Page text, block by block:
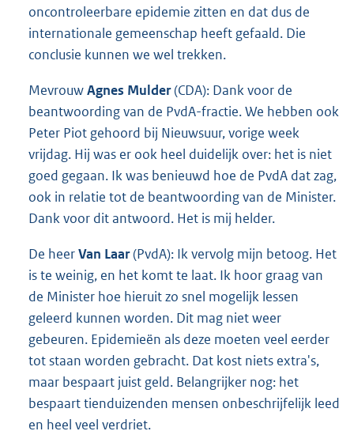
oncontroleerbare epidemie zitten en dat dus de
internationale gemeenschap heeft gefaald. Die
conclusie kunnen we wel trekken.
MevrouwAgnes Mulder(CDA): Dank voor de
beantwoording van de PvdA-fractie. We hebben ook
Peter Piot gehoord bij Nieuwsuur, vorige week
vrijdag. Hij was er ook heel duidelijk over: het is niet
goed gegaan. Ik was benieuwd hoe de PvdA dat zag,
ook in relatie tot de beantwoording van de Minister.
Dank voor dit antwoord. Het is mij helder.
De heerVan Laar(PvdA): Ik vervolg mijn betoog. Het
is te weinig, en het komt te laat. Ik hoor graag van
de Minister hoe hieruit zo snel mogelijk lessen
geleerd kunnen worden. Dit mag niet weer
gebeuren. Epidemieën als deze moeten veel eerder
tot staan worden gebracht. Dat kost niets extra's,
maar bespaart juist geld. Belangrijker nog: het
bespaart tienduizenden mensen onbeschrijfelijk leed
en heel veel verdriet.